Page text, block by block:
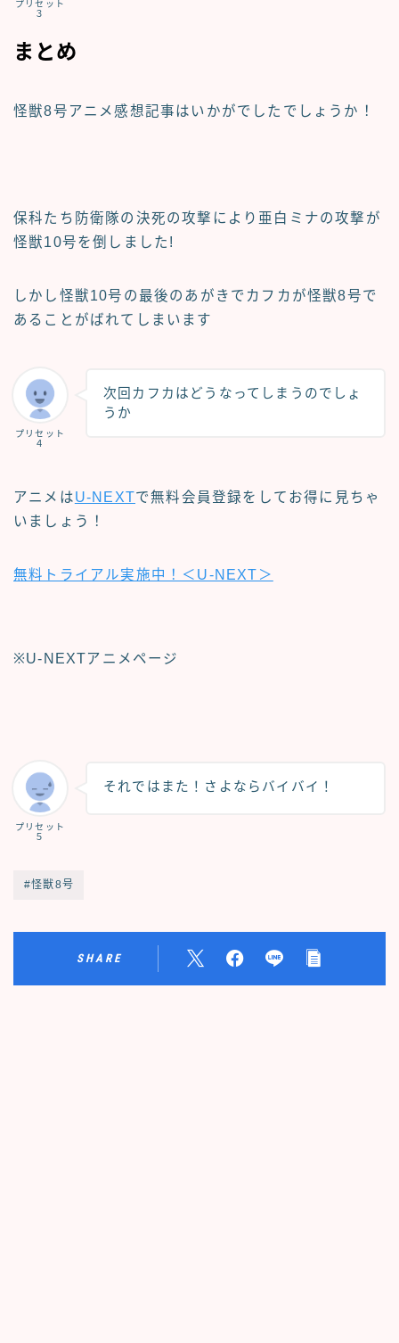
プリセット
３
まとめ
怪獣8号アニメ感想記事はいかがでしたでしょうか！
保科たち防衛隊の決死の攻撃により亜白ミナの攻撃が
怪獣10号を倒しました!
しかし怪獣10号の最後のあがきでカフカが怪獣8号で
あることがばれてしまいます
プリセット
４
次回カフカはどうなってしまうのでしょ
うか
アニメはU-NEXTで無料会員登録をしてお得に見ちゃ
いましょう！
無料トライアル実施中！＜U-NEXT＞
※U-NEXTアニメページ
プリセット
５
それではまた！さよならバイバイ！
#怪獣8号
SHARE